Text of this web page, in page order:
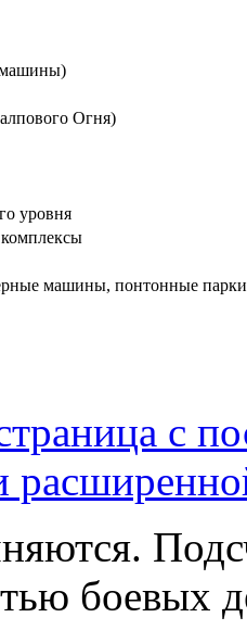
Огня)
уровня
машины, понтонные
с
боевых